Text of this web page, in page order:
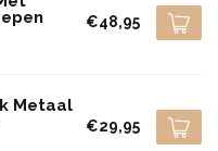
€48,95
Metaal
€29,95